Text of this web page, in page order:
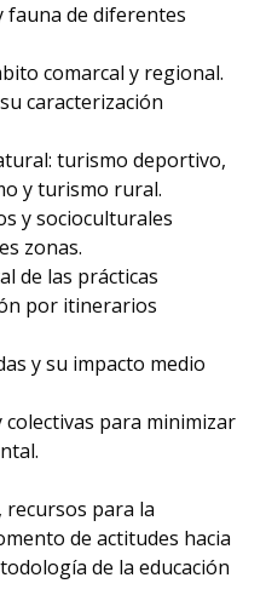
fauna de diferentes
comarcal y regional.
caracterización
turismo deportivo,
y turismo rural.
y socioculturales
zonas.
de las prácticas
por itinerarios
y su impacto medio
colectivas para minimizar
recursos para la
de actitudes hacia
de la educación